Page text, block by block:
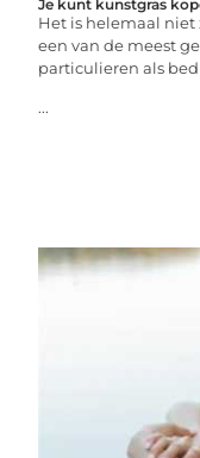
Je kunt kunstgras
Het is helemaal niet
een van de meest
particulieren als
...